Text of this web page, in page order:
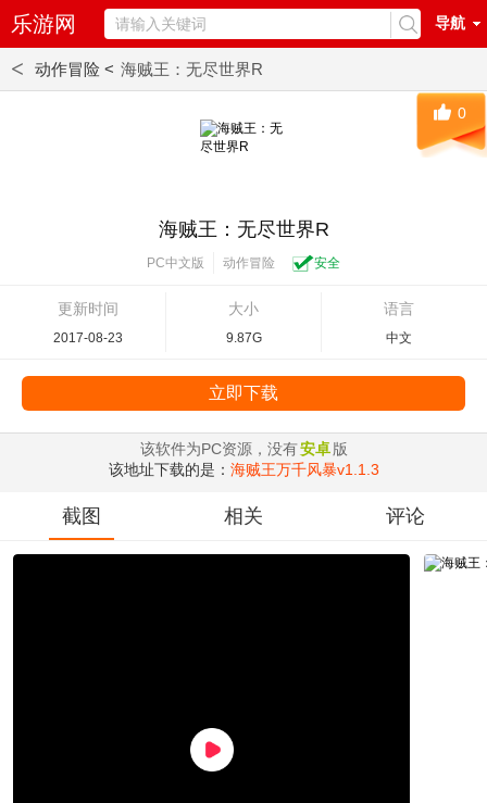
乐游网 导航
< 动作冒险 < 海贼王：无尽世界R
海贼王：无尽世界R
PC中文版 动作冒险 安全
更新时间
2017-08-23
大小
9.87G
语言
中文
0
立即下载
该软件为PC资源，没有安卓 版
该地址下载的是： 海贼王万千风暴v1.1.3
截图 相关 评论